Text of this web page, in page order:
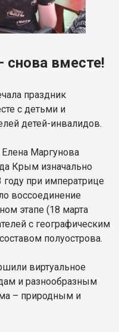
снова вместе!
праздник
с детьми и
детей-инвалидов.
Елена Маргунова
Крым изначально
при императрице
воссоединение
этапе (18 марта
с географическим
полуострова.
виртуальное
и разнообразным
– природным и